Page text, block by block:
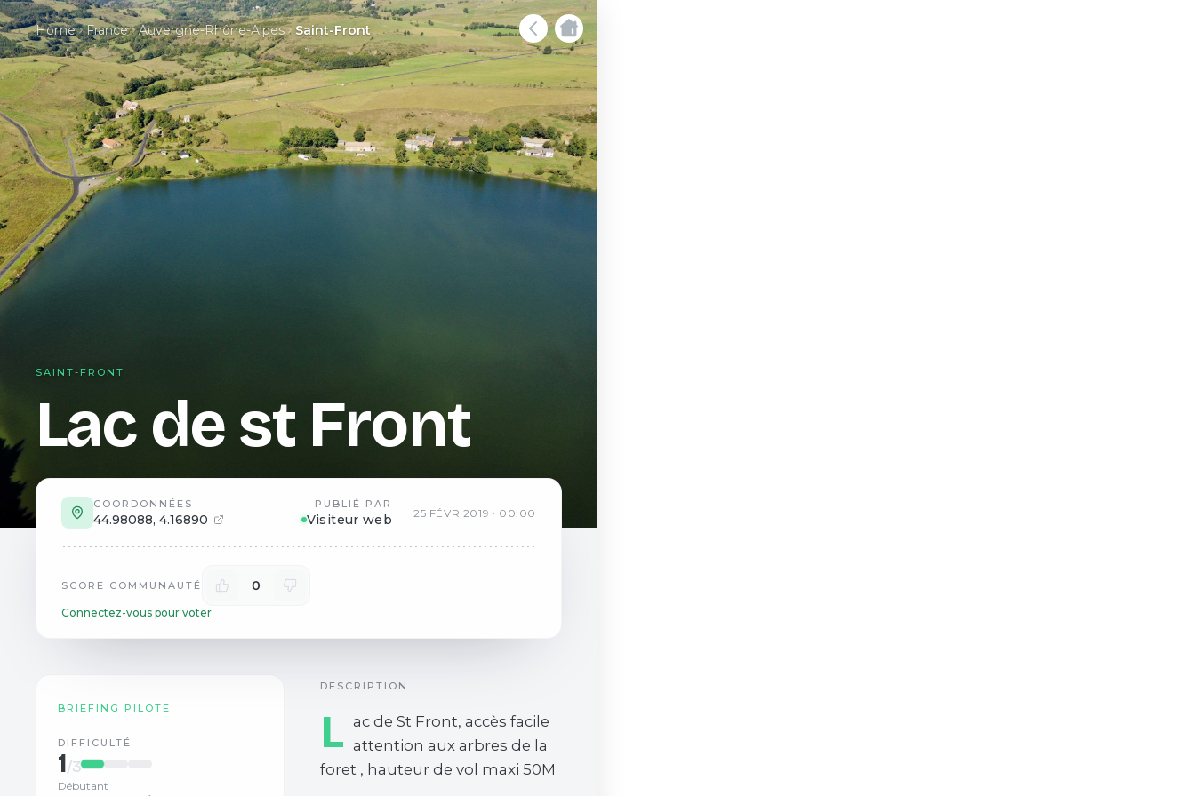
Home France Auvergne-Rhône-Alpes Saint-Front
SAINT-FRONT
Lac de st Front
COORDONNÉES
44.98088, 4.16890
PUBLIÉ PAR
Visiteur web 25 FÉVR 2019 · 00:00
SCORE COMMUNAUTÉ 0
Connectez-vous pour voter
BRIEFING PILOTE
DIFFICULTÉ
1/3
Débutant
DESCRIPTION
L ac de St Front, accès facile
attention aux arbres de la
foret , hauteur de vol maxi 50M